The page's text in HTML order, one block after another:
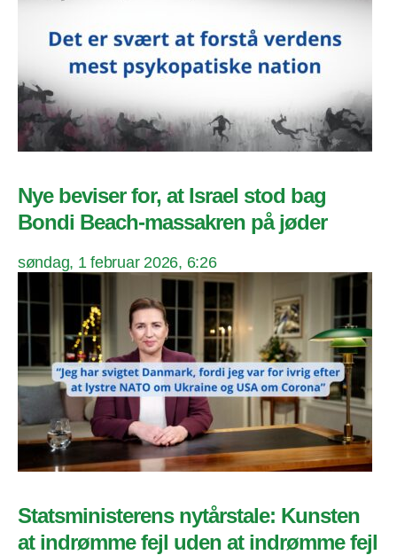
Nye beviser for, at Israel stod bag
Bondi Beach-massakren på jøder
søndag, 1 februar 2026, 6:26
Statsministerens nytårstale: Kunsten
at indrømme fejl uden at indrømme fejl